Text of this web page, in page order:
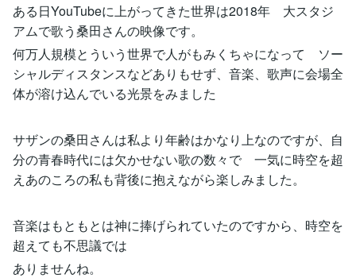
ある日YouTubeに上がってきた世界は2018年 大スタジ
アムで歌う桑田さんの映像です。
何万人規模とういう世界で人がもみくちゃになって ソー
シャルディスタンスなどありもせず、音楽、歌声に会場全
体が溶け込んでいる光景をみました
サザンの桑田さんは私より年齢はかなり上なのですが、自
分の青春時代には欠かせない歌の数々で 一気に時空を超
えあのころの私も背後に抱えながら楽しみました。
音楽はもともとは神に捧げられていたのですから、時空を
超えても不思議では
ありませんね。